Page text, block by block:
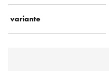
variante